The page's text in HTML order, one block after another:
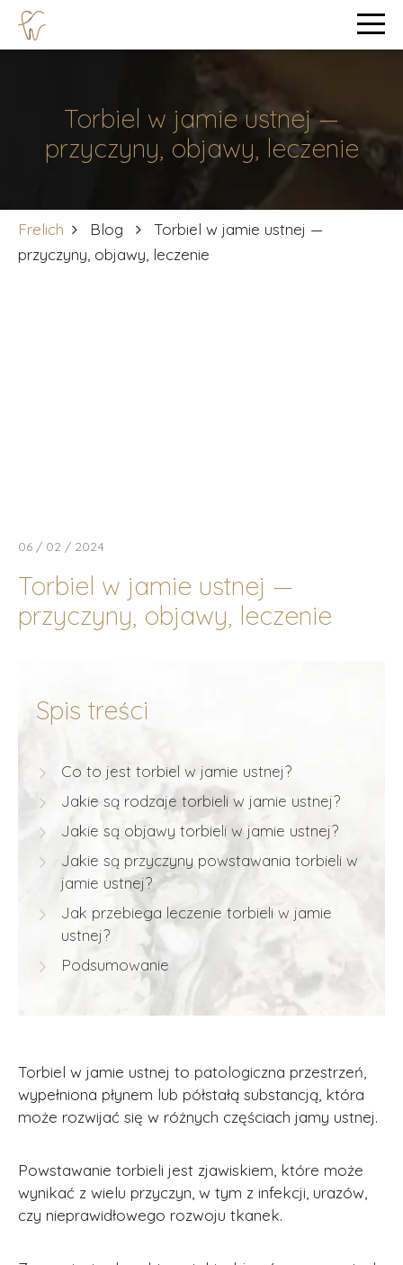
Torbiel w jamie ustnej —
przyczyny, objawy, leczenie
Frelich Blog
Torbiel w jamie ustnej —
przyczyny, objawy, leczenie
06 / 02 / 2024
Torbiel w jamie ustnej —
przyczyny, objawy, leczenie
Spis treści
Co to jest torbiel w jamie ustnej?
Jakie są rodzaje torbieli w jamie ustnej?
Jakie są objawy torbieli w jamie ustnej?
Jakie są przyczyny powstawania torbieli w
jamie ustnej?
Jak przebiega leczenie torbieli w jamie
ustnej?
Podsumowanie
Torbiel w jamie ustnej to patologiczna przestrzeń,
wypełniona płynem lub półstałą substancją, która
może rozwijać się w różnych częściach jamy ustnej.
Powstawanie torbieli jest zjawiskiem, które może
wynikać z wielu przyczyn, w tym z infekcji, urazów,
czy nieprawidłowego rozwoju tkanek.